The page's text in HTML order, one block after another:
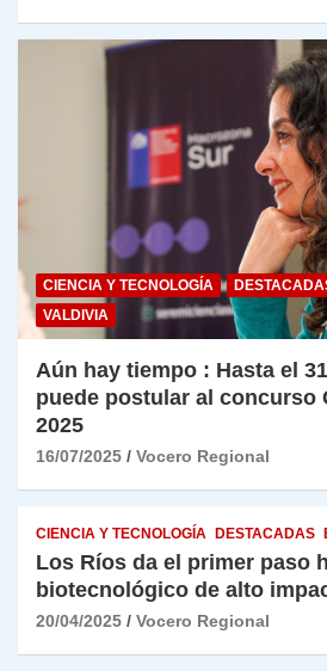
CIENCIA Y TECNOLOGÍA
VALDIVIA
Aún hay tiempo : Hasta el
puede postular al concurso
2025
16/07/2025 Vocero Regional
CIENCIA Y TECNOLOGÍA DESTACADAS
Los Ríos da el primer paso
biotecnológico de alto
20/04/2025 Vocero Regional